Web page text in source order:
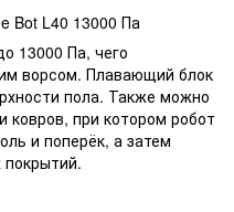
13000 Па, чего
ворсом. Плавающий блок
пола. Также можно
при котором робот
и поперёк, а затем
покрытий.